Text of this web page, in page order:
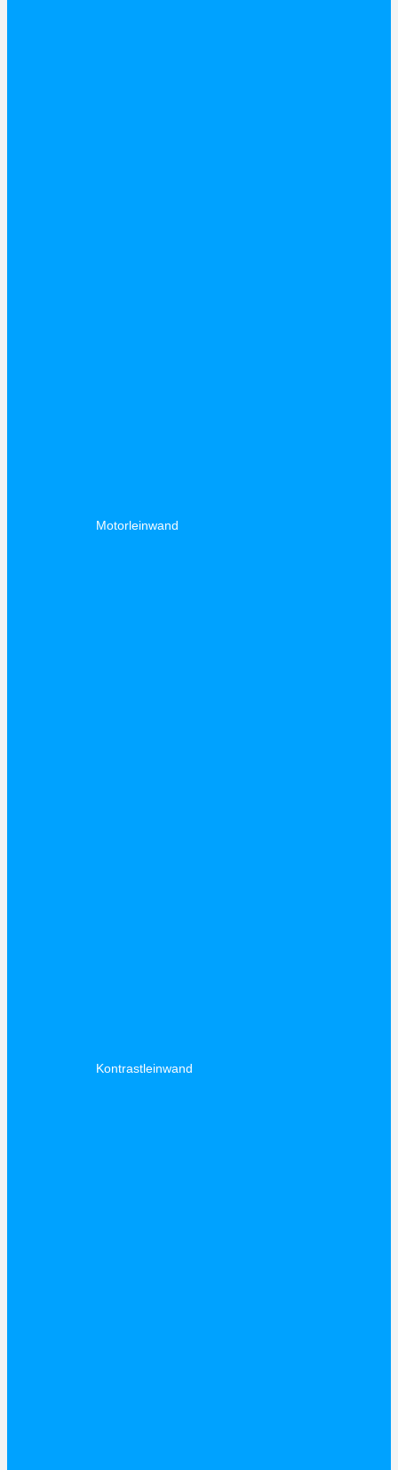
Motorleinwand
Kontrastleinwand